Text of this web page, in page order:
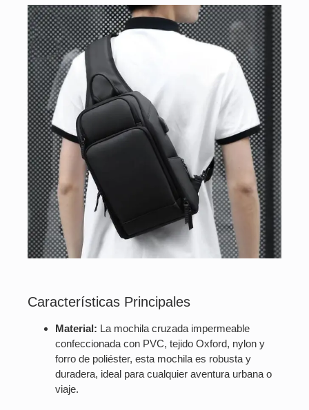
Características Principales
Material: La mochila cruzada impermeable
confeccionada con PVC, tejido Oxford, nylon y
forro de poliéster, esta mochila es robusta y
duradera, ideal para cualquier aventura urbana o
viaje.